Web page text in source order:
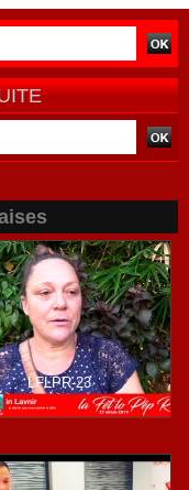
autre prise de
position ne peut
qu'individuelle
LFLPR-23